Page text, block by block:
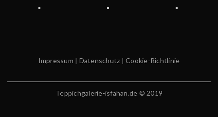
Impressum | Datenschutz |Cookie-Richtlinie
Teppichgalerie-isfahan.de © 2019